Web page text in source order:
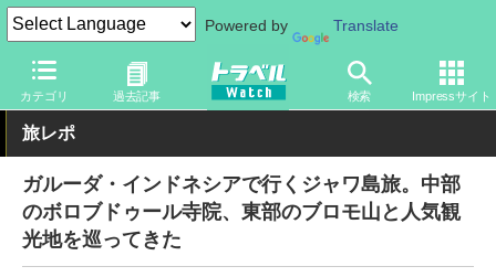
Powered by Translate
カテゴリ 過去記事 検索 Impressサイト
トラベル Watch 地域 海外旅行 東南アジア
旅レポ
ガルーダ・インドネシアで行くジャワ島旅。中部
のボロブドゥール寺院、東部のブロモ山と人気観
光地を巡ってきた